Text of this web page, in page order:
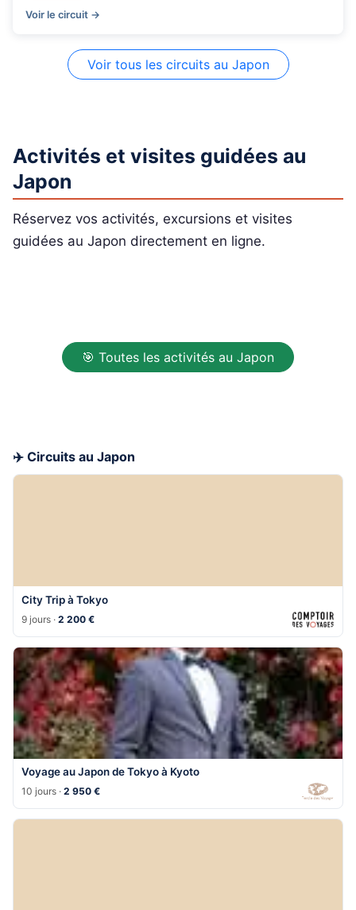
Voir le circuit →
Voir tous les circuits au Japon
Activités et visites guidées au
Japon
Réservez vos activités, excursions et visites
guidées au Japon directement en ligne.
🎯 Toutes les activités au Japon
✈️ Circuits au Japon
City Trip à Tokyo
9 jours ·2 200 €
Voyage au Japon de Tokyo à Kyoto
10 jours ·2 950 €